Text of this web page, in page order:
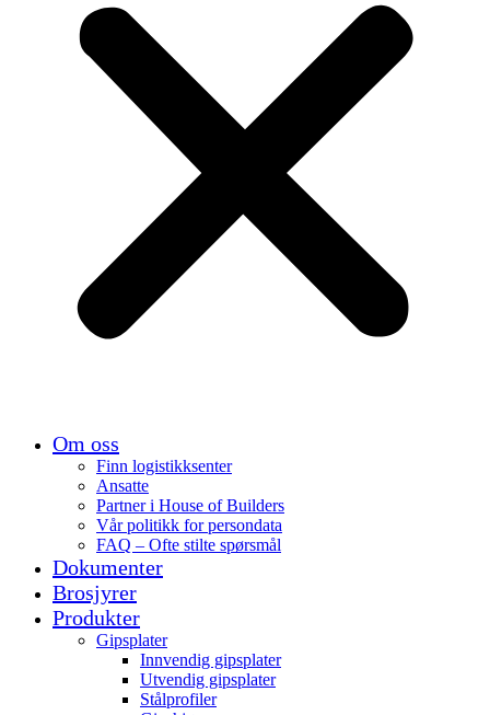
Om oss
Finn logistikksenter
Ansatte
Partner i House of Builders
Vår politikk for persondata
FAQ – Ofte stilte spørsmål
Dokumenter
Brosjyrer
Produkter
Gipsplater
Innvendig gipsplater
Utvendig gipsplater
Stålprofiler